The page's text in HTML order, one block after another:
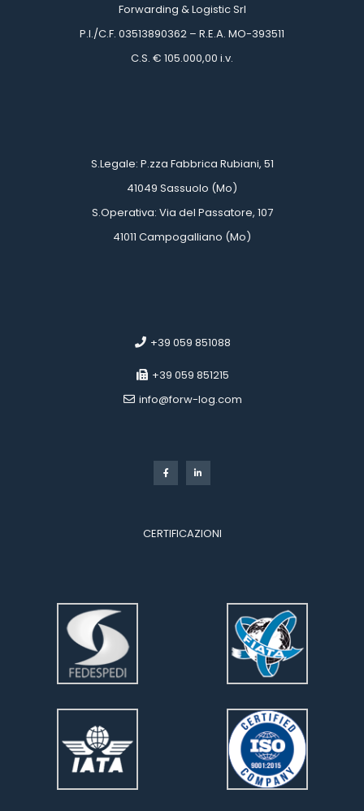
Forwarding & Logistic Srl
P.I./C.F. 03513890362 – R.E.A. MO-393511
C.S. € 105.000,00 i.v.
S.Legale: P.zza Fabbrica Rubiani, 51
41049 Sassuolo (Mo)
S.Operativa: Via del Passatore, 107
41011 Campogalliano (Mo)
+39 059 851088
+39 059 851215
info@forw-log.com
CERTIFICAZIONI